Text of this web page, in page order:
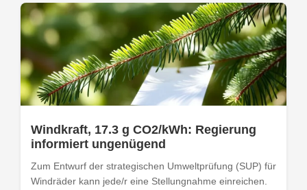
Windkraft, 17.3 g CO2/kWh: Regierung
informiert ungenügend
Zum Entwurf der strategischen Umweltprüfung (SUP) für
Windräder kann jede/r eine Stellungnahme einreichen.